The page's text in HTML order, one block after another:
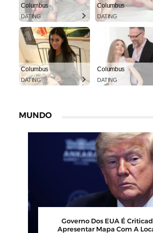
Columbus
DATING
Columbus
DATING
Columbus
DATING
Columbus
DATING
MUNDO
Nudista Viraliza Ao Atrair
Com Conceito Inusitado E